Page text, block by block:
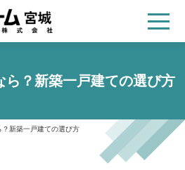
ら？新築一戸建ての選び方
新築一戸建ての選び方